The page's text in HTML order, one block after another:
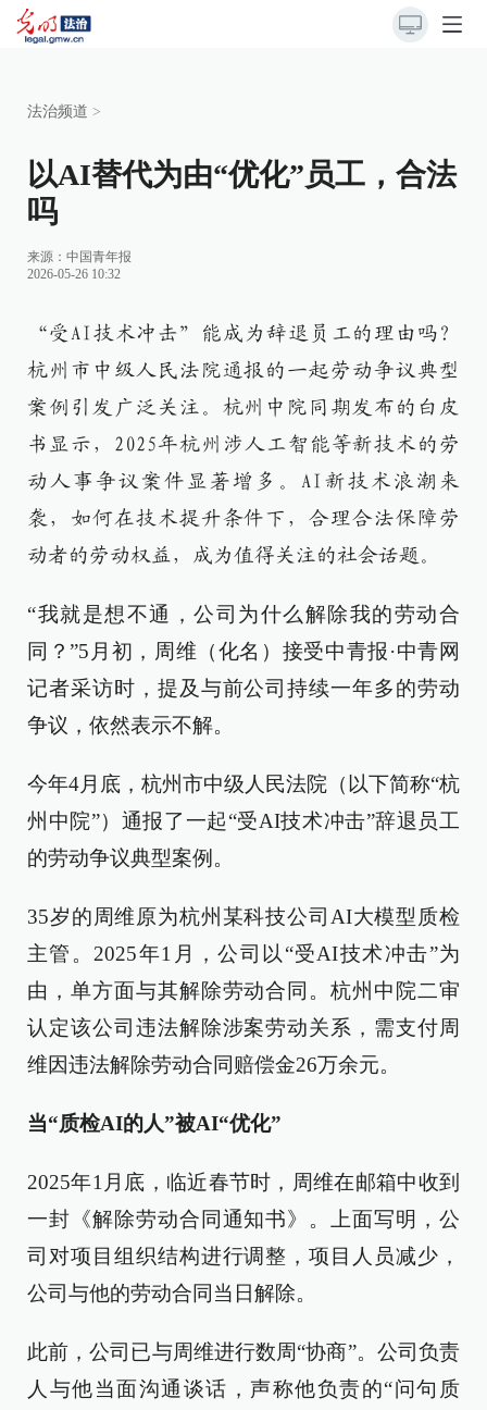
法治频道 >
以AI替代为由“优化”员工，合法
吗
来源： 中国青年报
2026-05-26 10:32
“受AI技术冲击”能成为辞退员工的理由吗？
杭州市中级人民法院通报的一起劳动争议典型
案例引发广泛关注。杭州中院同期发布的白皮
书显示，2025年杭州涉人工智能等新技术的劳
动人事争议案件显著增多。AI新技术浪潮来
袭，如何在技术提升条件下，合理合法保障劳
动者的劳动权益，成为值得关注的社会话题。
“我就是想不通，公司为什么解除我的劳动合
同？”5月初，周维（化名）接受中青报·中青网
记者采访时，提及与前公司持续一年多的劳动
争议，依然表示不解。
今年4月底，杭州市中级人民法院（以下简称“杭
州中院”）通报了一起“受AI技术冲击”辞退员工
的劳动争议典型案例。
35岁的周维原为杭州某科技公司AI大模型质检
主管。2025年1月，公司以“受AI技术冲击”为
由，单方面与其解除劳动合同。杭州中院二审
认定该公司违法解除涉案劳动关系，需支付周
维因违法解除劳动合同赔偿金26万余元。
当“质检AI的人”被AI“优化”
2025年1月底，临近春节时，周维在邮箱中收到
一封《解除劳动合同通知书》。上面写明，公
司对项目组织结构进行调整，项目人员减少，
公司与他的劳动合同当日解除。
此前，公司已与周维进行数周“协商”。公司负责
人与他当面沟通谈话，声称他负责的“问句质